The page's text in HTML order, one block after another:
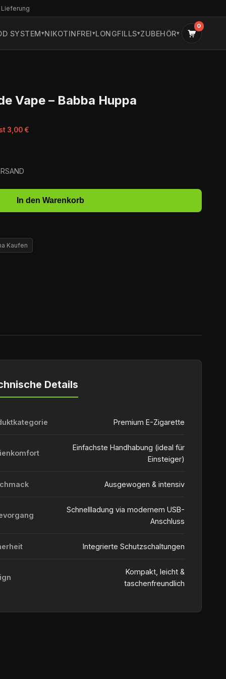
SYSTEM NIKOTINFREI LONGFILLS ZUBEHÖR
0
Vape – Babba Huppa
3,00 €
In den Warenkorb
Kaufen
Details
Premium E-Zigarette
Einfachste Handhabung (ideal für
Einsteiger)
Ausgewogen & intensiv
Schnellladung via modernem USB-
Anschluss
Integrierte Schutzschaltungen
Kompakt, leicht &
taschenfreundlich